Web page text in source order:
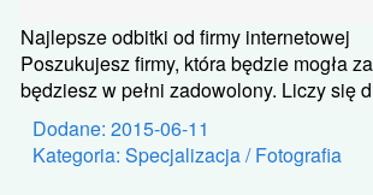
Najlepsze odbitki od firmy internetowej
Poszukujesz firmy, która będzie mogła
będziesz w pełni zadowolony. Liczy się
Dodane: 2015-06-11
Kategoria: Specjalizacja / Fotografia